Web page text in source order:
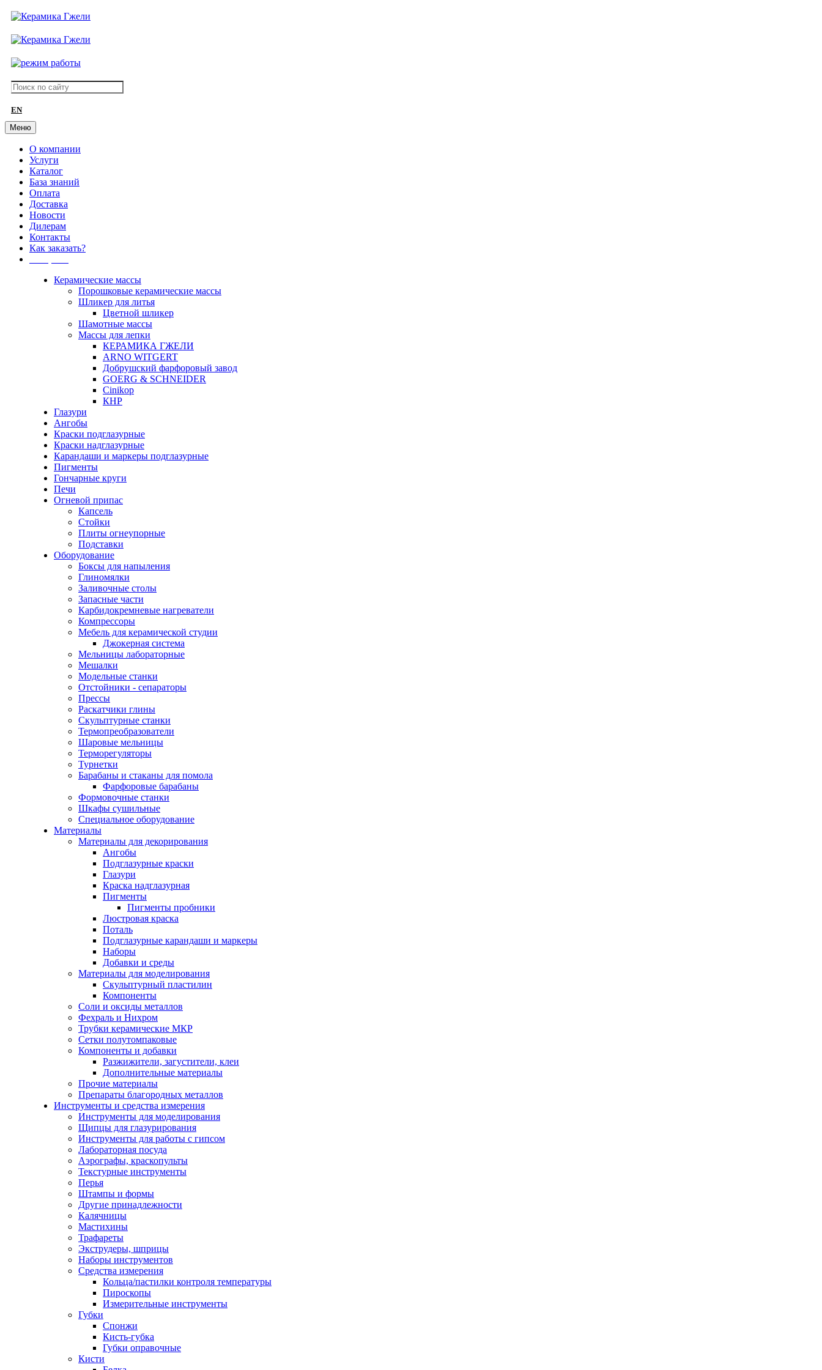
EN
Меню
О компании
Услуги
Каталог
База знаний
Оплата
Доставка
Новости
Дилерам
Контакты
Как заказать?
Керамические массы
Порошковые керамические массы
Шликер для литья
Цветной шликер
Шамотные массы
Массы для лепки
КЕРАМИКА ГЖЕЛИ
ARNO WITGERT
Добрушский фарфоровый завод
GOERG & SCHNEIDER
Cinikop
КНР
Глазури
Ангобы
Краски подглазурные
Краски надглазурные
Карандаши и маркеры подглазурные
Пигменты
Гончарные круги
Печи
Огневой припас
Капсель
Стойки
Плиты огнеупорные
Подставки
Оборудование
Боксы для напыления
Глиномялки
Заливочные столы
Запасные части
Карбидокремневые нагреватели
Компрессоры
Мебель для керамической студии
Джокерная система
Мельницы лабораторные
Мешалки
Модельные станки
Отстойники - сепараторы
Прессы
Раскатчики глины
Скульптурные станки
Термопреобразователи
Шаровые мельницы
Терморегуляторы
Турнетки
Барабаны и стаканы для помола
Фарфоровые барабаны
Формовочные станки
Шкафы сушильные
Специальное оборудование
Материалы
Материалы для декорирования
Ангобы
Подглазурные краски
Глазури
Краска надглазурная
Пигменты
Пигменты пробники
Люстровая краска
Поталь
Подглазурные карандаши и маркеры
Наборы
Добавки и среды
Материалы для моделирования
Скульптурный пластилин
Компоненты
Соли и оксиды металлов
Фехраль и Нихром
Трубки керамические МКР
Сетки полутомпаковые
Компоненты и добавки
Разжижители, загустители, клеи
Дополнительные материалы
Прочие материалы
Препараты благородных металлов
Инструменты и средства измерения
Инструменты для моделирования
Щипцы для глазурирования
Инструменты для работы с гипсом
Лабораторная посуда
Аэрографы, краскопульты
Текстурные инструменты
Перья
Штампы и формы
Другие принадлежности
Калячницы
Мастихины
Трафареты
Экструдеры, шприцы
Наборы инструментов
Средства измерения
Кольца/пастилки контроля температуры
Пироскопы
Измерительные инструменты
Губки
Спонжи
Кисть-губка
Губки оправочные
Кисти